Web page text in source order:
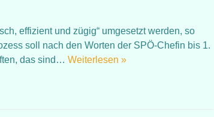
effizient und zügig“ umgesetzt werden, so
soll nach den Worten der SPÖ-Chefin bis 1.
das sind… Weiterlesen »